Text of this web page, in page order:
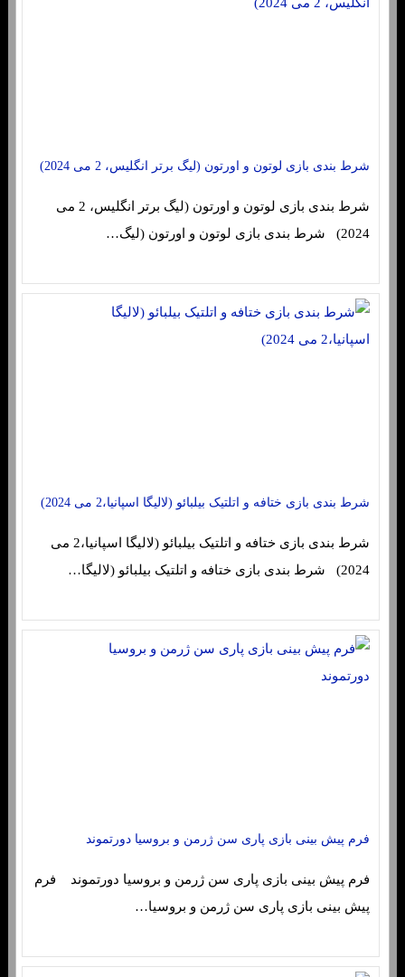
شرط بندی بازی لوتون و اورتون (لیگ برتر انگلیس، 2 می 2024)
شرط بندی بازی لوتون و اورتون (لیگ برتر انگلیس، 2 می
2024) شرط بندی بازی لوتون و اورتون (لیگ…
شرط بندی بازی ختافه و اتلتیک بیلبائو (لالیگا اسپانیا،2 می 2024)
شرط بندی بازی ختافه و اتلتیک بیلبائو (لالیگا اسپانیا،2 می
2024) شرط بندی بازی ختافه و اتلتیک بیلبائو (لالیگا…
فرم پیش بینی بازی پاری سن ژرمن و بروسیا دورتموند
فرم پیش بینی بازی پاری سن ژرمن و بروسیا دورتموند فرم
پیش بینی بازی پاری سن ژرمن و بروسیا…